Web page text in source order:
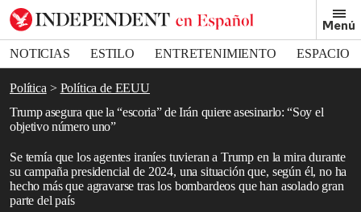
Menú
NOTICIAS ESTILO ENTRETENIMIENTO
ESPACIO
DEPORTES
Política
Política de EEUU
Trump asegura que la “escoria” de Irán quiere asesinarlo: “Soy el
objetivo número uno”
Se temía que los agentes iraníes tuvieran a Trump en la mira durante
su campaña presidencial de 2024, una situación que, según él, no ha
hecho más que agravarse tras los bombardeos que han asolado gran
parte del país
Bookmark popover
Removed from bookmarks
Close popover